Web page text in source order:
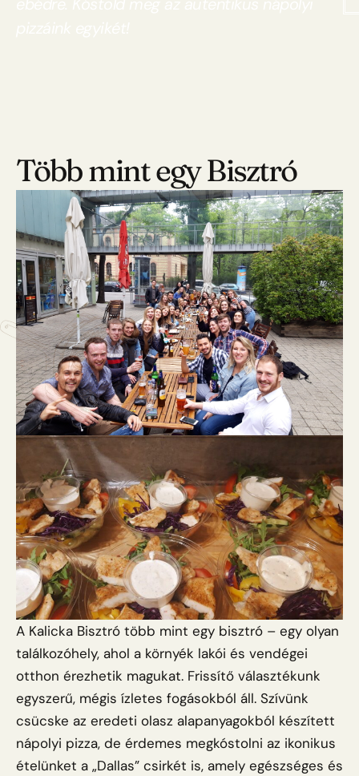
Több mint egy Bisztró
A Kalicka Bisztró több mint egy bisztró – egy olyan
találkozóhely, ahol a környék lakói és vendégei
otthon érezhetik magukat. Frissítő választékunk
egyszerű, mégis ízletes fogásokból áll. Szívünk
csücske az eredeti olasz alapanyagokból készített
nápolyi pizza, de érdemes megkóstolni az ikonikus
ételünket a „Dallas” csirkét is, amely egészséges és